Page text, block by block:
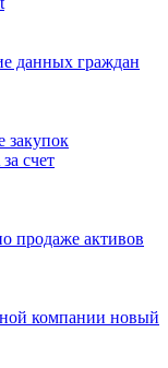
данных граждан
закупок
счет
продаже активов
компании новый